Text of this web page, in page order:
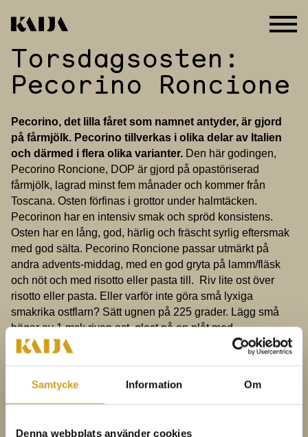
Samtycke Information Om
Denna webbplats använder cookies
Hoppa
innehåll
Torsdagsosten:
Pecorino Roncione
Pecorino, det lilla fåret som namnet antyder, är gjord
på fårmjölk. Pecorino tillverkas i olika delar av Italien
och därmed i flera olika varianter. Den här godingen,
Pecorino Roncione, DOP är gjord på opastöriserad
fårmjölk, lagrad minst fem månader och kommer från
Toscana. Osten förfinas i grottor under halmtäcken.
Pecorinon har en intensiv smak och spröd konsistens.
Osten har en lång, god, härlig och fräscht syrlig eftersmak
med god sälta. Pecorino Roncione passar utmärkt på
andra advents-middag, med en god gryta på lamm/fläsk
och nöt och med risotto eller pasta till. Riv lite ost över
risotto eller pasta. Eller varför inte göra små lyxiga
smakrika ostflarn? Sätt ugnen på 225 grader. Lägg små
högar av 1 msk riven ost, glest på en plåt med
bakplåtspapper. Tillaga i mitten av ugnen 5–7 min. Låt dem
kallna. Njut till glöggen [/vc_column_text][/vc_column]